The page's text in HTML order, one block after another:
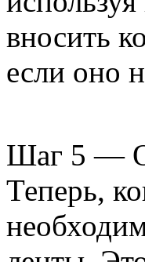
вносить
если оно
Шаг 5 —
Теперь,